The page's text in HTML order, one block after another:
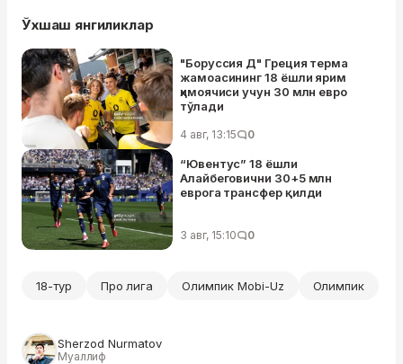
Ўхшаш янгиликлар
"Боруссия Д" Греция терма
жамоасининг 18 ёшли ярим
ҳимоячиси учун 30 млн евро
тўлади
4 авг, 13:15 0
“Ювентус” 18 ёшли
Алайбеговични 30+5 млн
еврога трансфер қилди
3 авг, 15:10 0
18-тур Про лига Олимпик Mobi-Uz Олимпик
Sherzod Nurmatov
Муаллиф